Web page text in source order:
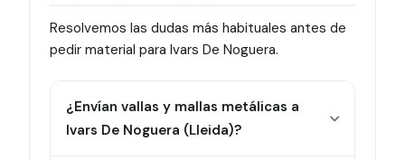
Resolvemos las dudas más habituales antes de
pedir material para Ivars De Noguera.
¿Envían vallas y mallas metálicas a
Ivars De Noguera (Lleida)?